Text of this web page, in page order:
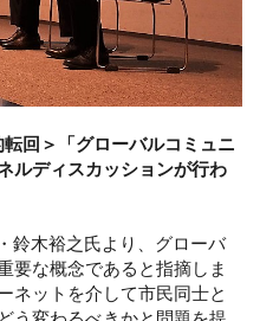
回＞「グローバルコミュニ
ルディスカッションが行わ
鈴木裕之氏より、グローバ
要な概念であると指摘しま
ネットを介して市民同士と